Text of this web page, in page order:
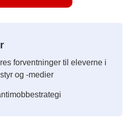
forventninger til eleverne i
og -medier